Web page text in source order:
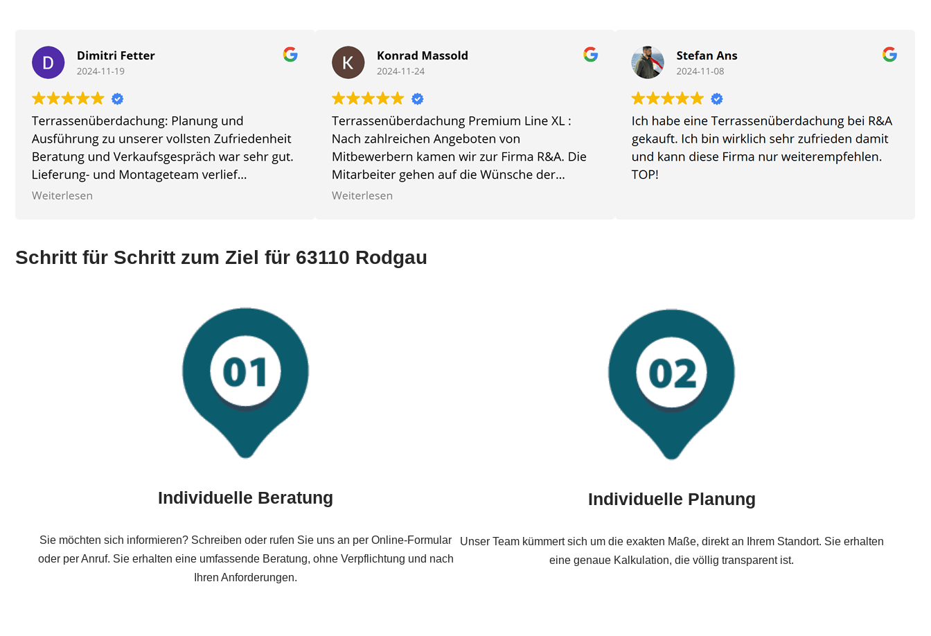
Schritt für Schritt zum Ziel für 63110 Rodgau
Individuelle Beratung
Sie möchten sich informieren? Schreiben oder rufen Sie uns an per Online-Formular
oder per Anruf. Sie erhalten eine umfassende Beratung, ohne Verpflichtung und nach
Ihren Anforderungen.
Individuelle Planung
Unser Team kümmert sich um die exakten Maße, direkt an Ihrem Standort. Sie erhalten
eine genaue Kalkulation, die völlig transparent ist.